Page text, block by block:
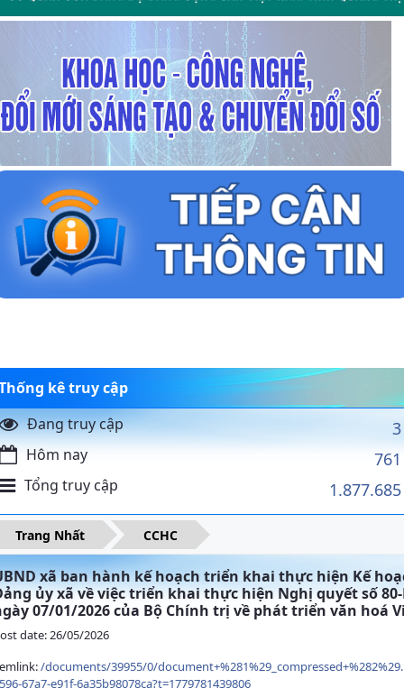
kê truy cập
Đang truy cập
3
Hôm nay 761
Tổng truy cập 1.877.685
Trang Nhất CCHC
xã ban hành kế hoạch triển khai thực hiện Kế
ủy xã về việc triển khai thực hiện Nghị quyết số 80-
07/01/2026 của Bộ Chính trị về phát triển văn hoá
date: 26/05/2026
/documents/39955/0/
67a7-e91f-6a35b98078ca?t=1779781439806